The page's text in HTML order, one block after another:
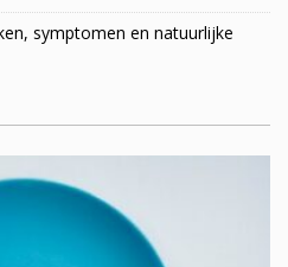
symptomen en natuurlijke